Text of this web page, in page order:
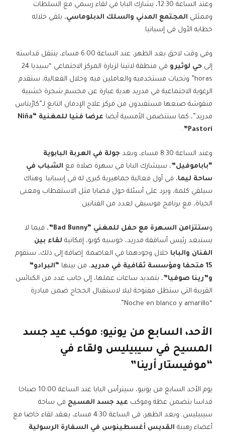
وعند الساعة 12:30، يشارك البابا في لقاء رسمي مع السلطات
وممثلي المجتمع المدني والسلك الدبلوماسي، يلقي خلاله
خطابه الأول في إسبانيا.
وفي وقت لاحق بعد الظهر، عند الساعة 6:00 مساء، ينتقل قداسته
إلى حي لوثيرو
في منطقة لاتينا لزيارة المركز الاجتماعي “سيديا 24
horas” وتحيات مستخدميه والعاملين فيه. وخلال الفعالية، ستقدم
الرعوية الاجتماعية في مدريد هدية عبارة عن مجسم شجرة خشبية
منقوشة صنعها مستفيدون من مركز علاج الإدمان التابع لـ”كارّيتاس
مدريد”، كما ستتضمن الأمسية أيضا
عرضا فنيا للمغنية “Niña
Pastori”
.
وعند الساعة 8:30 مساء، وبعد
جولة في العربة البابوية
“باباموفيل”، سيشارك البابا في سهرة صلاة مع الشباب في
ساحة ليما، في أول فعالية جماهيرية كبرى له في إسبانيا. وهناك
سيلقي كلمة، ويرد على أسئلة حول قضايا مثل الاستقطاب ومعنى
الحياة، مع برنامج موسيقي لعدد من الفنانين.
وستتزامن السهرة مع حفل للمغني “Bad Bunny”
، فيما لا
يستبعد رئيس أساقفة مدريد، خوسيه كوبو، إمكانية لقاء بين
الفنان والبابا خلال وجودهما في العاصمة. إضافة إلى ذلك، ستقوم
15 متحفا ومؤسسة ثقافية في مدريد
، من بينها “البرادو”
و”رينا صوفيا”، بتمديد ساعات عملها، إلى جانب عدد من الكنائس
القريبة التي ستظل مفتوحة ليلا لاستقبال الحجاج ضمن مبادرة
“Noche en blanco y amarillo”.
الأحد، السابع من يونيو: موكب عيد جسد
المسيح في سيبيليس ولقاء في
“موفيستار أرينا”
يوم الأحد السابع من يونيو، سيترأس البابا عند الساعة 10:00 صباحا
قداسا يتضمن عظة وموكب عيد جسد المسيح في ساحة
سيبيليس. وبعد الظهر، في الساعة 4:30 مساء، يعقد لقاء خاصا مع
أعضاء رهبنة القديس أغسطينوس في السفارة الرسولية